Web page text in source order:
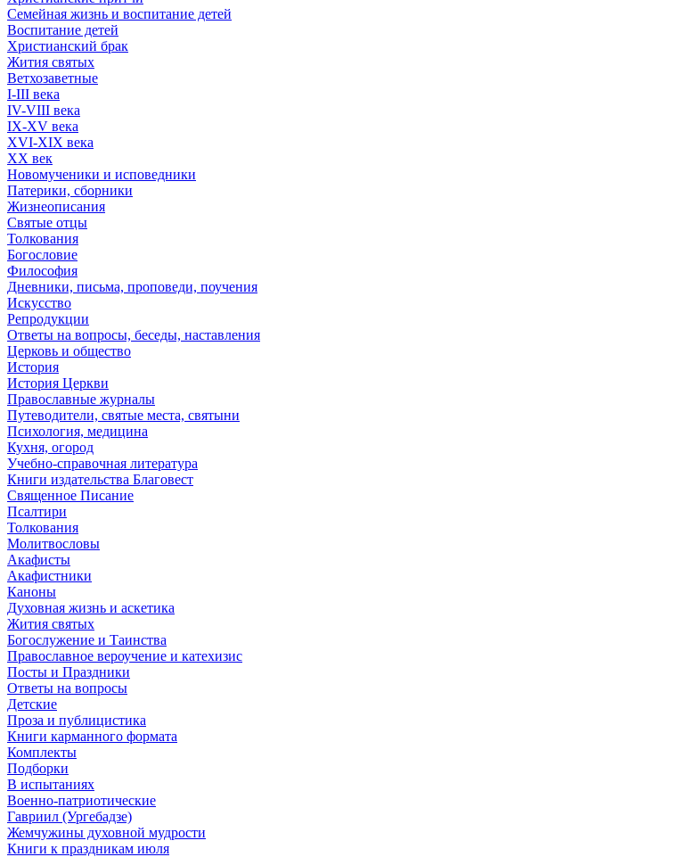
Семейная жизнь и воспитание детей
Воспитание детей
Христианский брак
Жития святых
Ветхозаветные
I-III века
IV-VIII века
IX-XV века
XVI-XIX века
XX век
Новомученики и исповедники
Патерики, сборники
Жизнеописания
Святые отцы
Толкования
Богословие
Философия
Дневники, письма, проповеди, поучения
Искусство
Репродукции
Ответы на вопросы, беседы, наставления
Церковь и общество
История
История Церкви
Православные журналы
Путеводители, святые места, святыни
Психология, медицина
Кухня, огород
Учебно-справочная литература
Книги издательства Благовест
Священное Писание
Псалтири
Толкования
Молитвословы
Акафисты
Акафистники
Каноны
Духовная жизнь и аскетика
Жития святых
Богослужение и Таинства
Православное вероучение и катехизис
Посты и Праздники
Ответы на вопросы
Детские
Проза и публицистика
Книги карманного формата
Комплекты
Подборки
В испытаниях
Военно-патриотические
Гавриил (Ургебадзе)
Жемчужины духовной мудрости
Книги к праздникам июля